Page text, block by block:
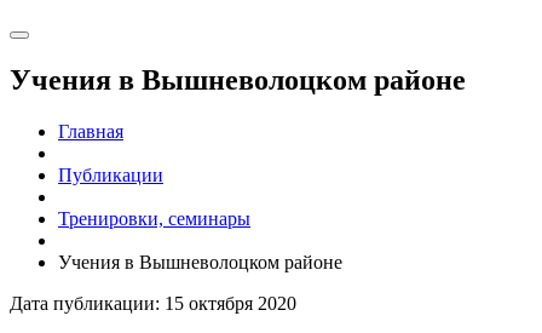
Учения в Вышневолоцком районе
Главная
Публикации
Тренировки, семинары
Учения в Вышневолоцком районе
Дата публикации: 15 октября 2020